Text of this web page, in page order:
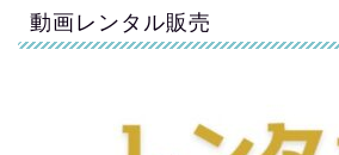
動画レンタル販売